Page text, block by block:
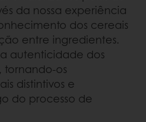
da nossa experiência
dos cereais
entre ingredientes.
autenticidade dos
tornando-os
distintivos e
do processo de